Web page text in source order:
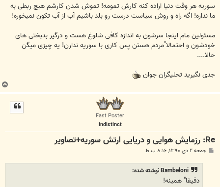
سوریه هر وقت دنیا اراده کنه کارش تمومه! تموش شدن کارشم هیچ ربطی به
ما نداره! اگه راه و روش سیاست درست رو بلد باشیم آب از آب تکون نمیخوره!
مسئولین مام اینجا سرشون به اندازه کافی شلوغ هست و درگیر بدبختی های
خودشون و احتمالا"مردم هستن پس کاری با سوریه ندارن! یه چیزی میگن
حالا....
جدی نگیرید تحلیگران جوان
Fast Poster
indistinct
Re: رزمایش هوایی و دریایی ارتش سوریه+تصاویر
جمعه ۲ دی ۱۳۹۰, ۸:۱۶ ب.ظ
Bambeloni نوشته شده:
دقیقا" همینه!